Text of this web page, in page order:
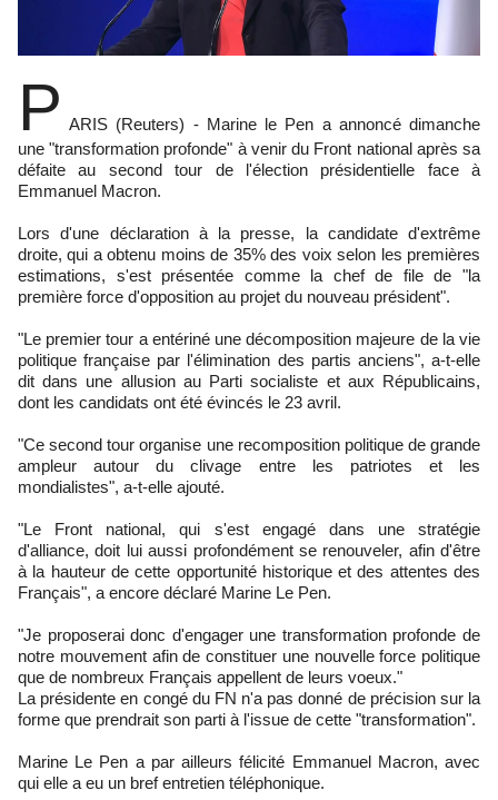
P ARIS (Reuters) - Marine le Pen a annoncé dimanche
une "transformation profonde" à venir du Front national après sa
défaite au second tour de l'élection présidentielle face à
Emmanuel Macron.
Lors d'une déclaration à la presse, la candidate d'extrême
droite, qui a obtenu moins de 35% des voix selon les premières
estimations, s'est présentée comme la chef de file de "la
première force d'opposition au projet du nouveau président".
"Le premier tour a entériné une décomposition majeure de la vie
politique française par l'élimination des partis anciens", a-t-elle
dit dans une allusion au Parti socialiste et aux Républicains,
dont les candidats ont été évincés le 23 avril.
"Ce second tour organise une recomposition politique de grande
ampleur autour du clivage entre les patriotes et les
mondialistes", a-t-elle ajouté.
"Le Front national, qui s'est engagé dans une stratégie
d'alliance, doit lui aussi profondément se renouveler, afin d'être
à la hauteur de cette opportunité historique et des attentes des
Français", a encore déclaré Marine Le Pen.
"Je proposerai donc d'engager une transformation profonde de
notre mouvement afin de constituer une nouvelle force politique
que de nombreux Français appellent de leurs voeux."
La présidente en congé du FN n'a pas donné de précision sur la
forme que prendrait son parti à l'issue de cette "transformation".
Marine Le Pen a par ailleurs félicité Emmanuel Macron, avec
qui elle a eu un bref entretien téléphonique.